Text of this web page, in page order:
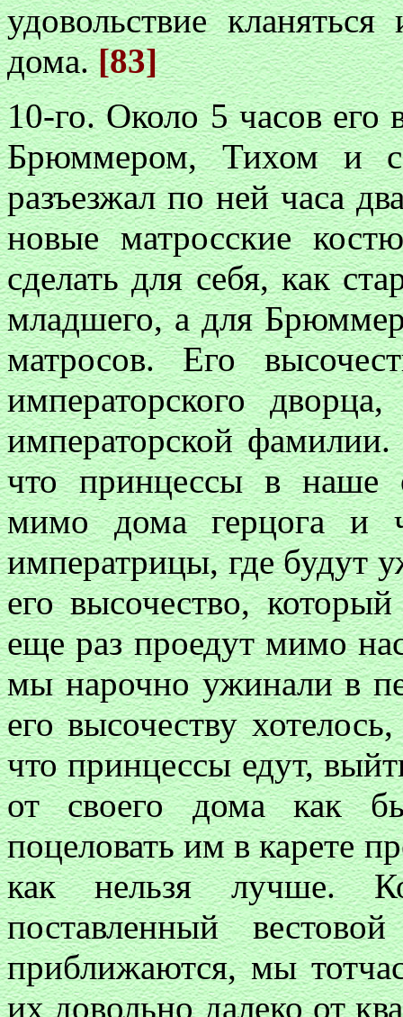
удовольствие
дома.[83]
10-го. Около 5 часов его
Брюммером, Тихом и
разъезжал по ней часа
новые матросские
сделать для себя, как
младшего, а для
матросов. Его
императорского
императорской
что принцессы в наше
мимо дома герцога и
императрицы, где будут
его высочество,
еще раз проедут мимо
мы нарочно ужинали в
его высочеству
что принцессы едут,
от своего дома как
поцеловать им в карете
как нельзя лучше.
поставленный
приближаются, мы
их довольно далеко от